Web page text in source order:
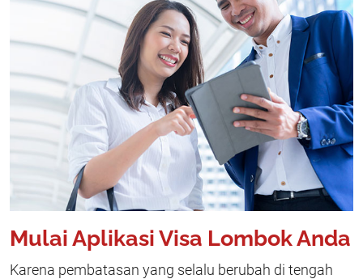
Mulai Aplikasi Visa Lombok Anda
Karena pembatasan yang selalu berubah di tengah